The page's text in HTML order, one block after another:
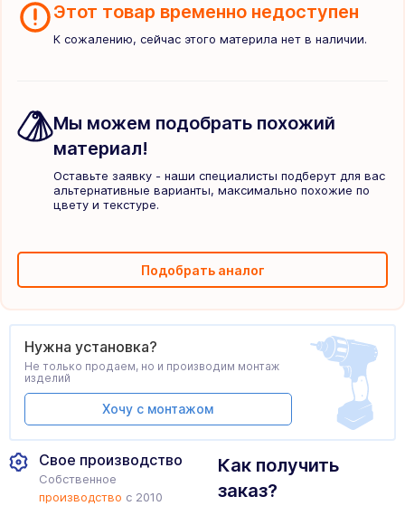
Этот товар временно недоступен
К сожалению, сейчас этого материла нет в наличии.
Мы можем подобрать похожий
материал!
Оставьте заявку - наши специалисты подберут для вас
альтернативные варианты, максимально похожие по
цвету и текстуре.
Подобрать аналог
Свое производство
Собственное
производство с 2010
Как получить
заказ?
Нужна установка?
Не только продаем, но и производим монтаж
изделий
Хочу с монтажом